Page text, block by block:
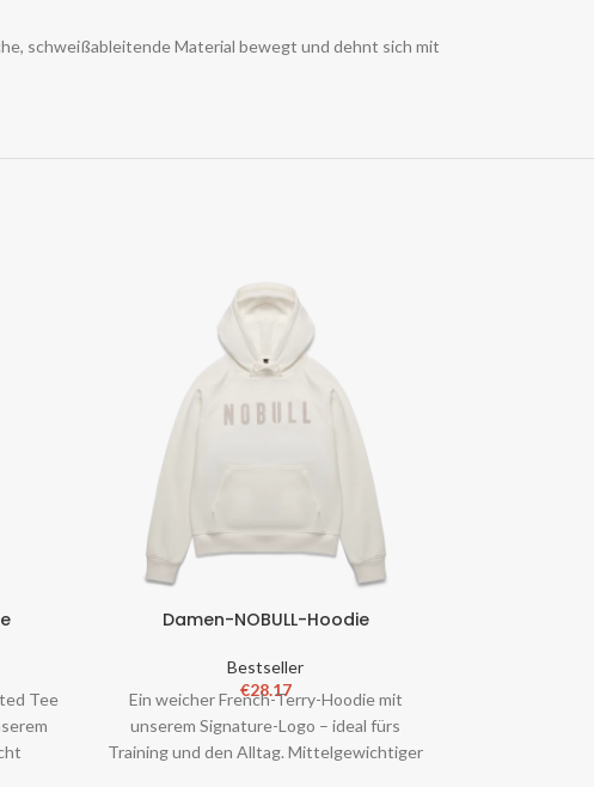
schweißableitende Material bewegt und dehnt sich mit
Tee
Damen-NOBULL-Hoodie
Bestseller
€28.17
Ein weicher French-Terry-Hoodie mit
unserem Signature-Logo – ideal fürs
Training und den Alltag. Mittelgewichtiger